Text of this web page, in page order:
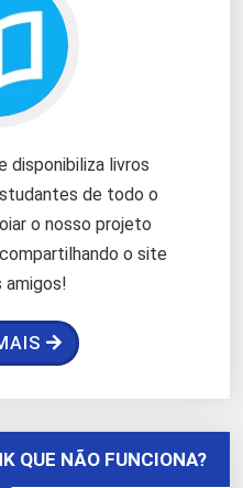
disponibiliza livros
de todo o
o nosso projeto
o site
amigos!
QUE NÃO FUNCIONA?